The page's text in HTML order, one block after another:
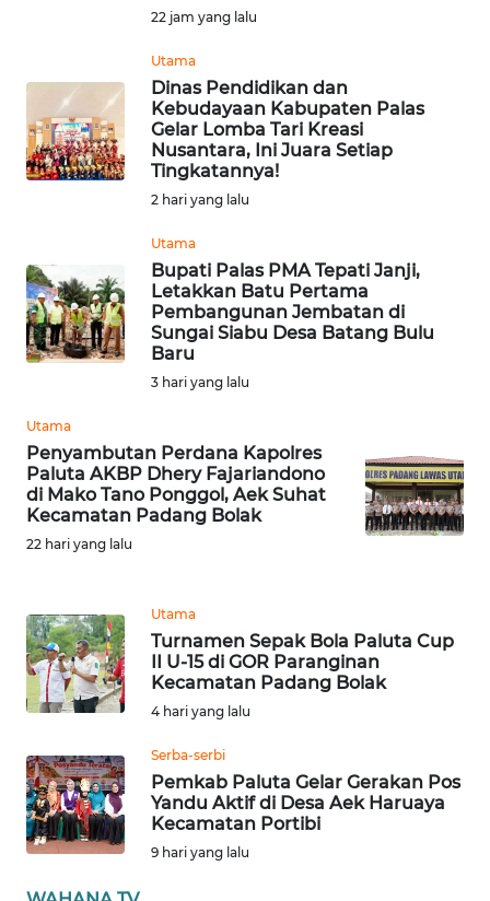
22 jam yang lalu
Utama
Dinas Pendidikan dan
Kebudayaan Kabupaten Palas
Gelar Lomba Tari Kreasi
Nusantara, Ini Juara Setiap
Tingkatannya!
2 hari yang lalu
Utama
Bupati Palas PMA Tepati Janji,
Letakkan Batu Pertama
Pembangunan Jembatan di
Sungai Siabu Desa Batang Bulu
Baru
3 hari yang lalu
Utama
Penyambutan Perdana Kapolres
Paluta AKBP Dhery Fajariandono
di Mako Tano Ponggol, Aek Suhat
Kecamatan Padang Bolak
22 hari yang lalu
Utama
Turnamen Sepak Bola Paluta Cup
II U-15 di GOR Paranginan
Kecamatan Padang Bolak
4 hari yang lalu
Serba-serbi
Pemkab Paluta Gelar Gerakan Pos
Yandu Aktif di Desa Aek Haruaya
Kecamatan Portibi
9 hari yang lalu
WN
NTB
WN
SULBAR
WN
BABEL
WN
SUMBAR
WN
SUMSEL
WN
LAMPUNG
JATENG
WN
NUSANTARA